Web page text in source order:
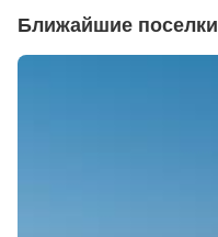
Ближайшие поселки